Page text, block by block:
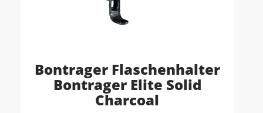
Bontrager Flaschenhalter
Bontrager Elite Solid
Charcoal